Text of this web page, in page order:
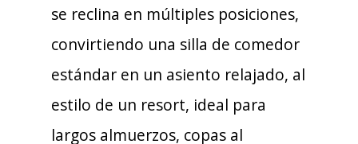
se reclina en múltiples posiciones,
convirtiendo una silla de comedor
estándar en un asiento relajado, al
estilo de un resort, ideal para
largos almuerzos, copas al